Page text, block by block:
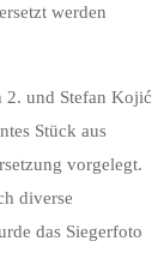
werden
2. und Stefan Kojić
Stück aus
vorgelegt.
diverse
das Siegerfoto